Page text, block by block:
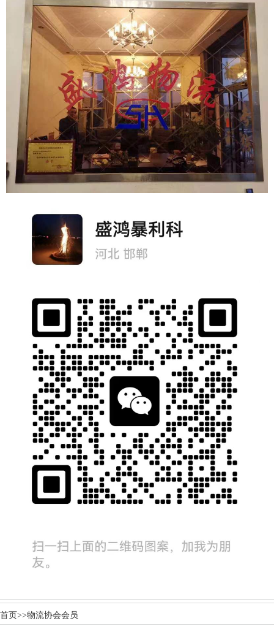
首页>>物流协会会员